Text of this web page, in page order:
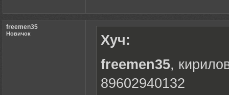
freemen35
Новичок
Хуч:
freemen35,
89602940132